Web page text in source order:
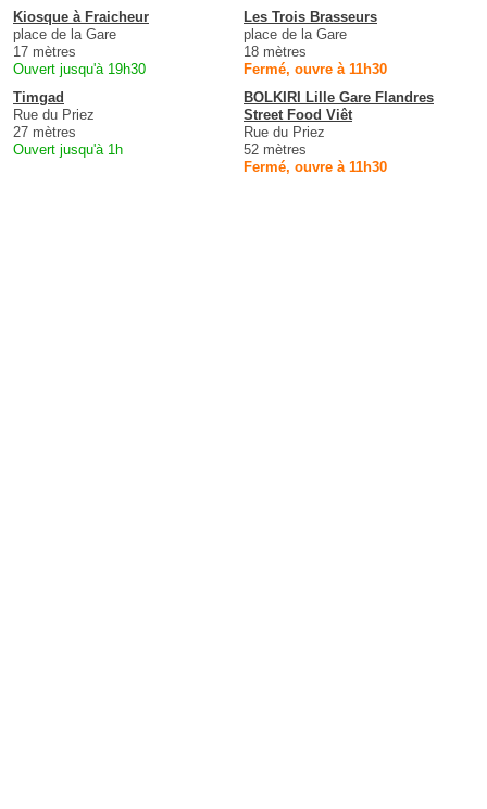
Kiosque à Fraicheur
place de la Gare
17 mètres
Ouvert jusqu'à 19h30
Les Trois Brasseurs
place de la Gare
18 mètres
Fermé, ouvre à 11h30
Timgad
Rue du Priez
27 mètres
Ouvert jusqu'à 1h
BOLKIRI Lille Gare Flandres
Street Food Viêt
Rue du Priez
52 mètres
Fermé, ouvre à 11h30